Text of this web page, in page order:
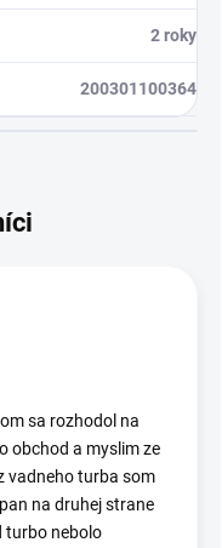
2 roky
200301100364
sa rozhodol na
obchod a myslim ze
vadneho turba som
na druhej strane
turbo nebolo